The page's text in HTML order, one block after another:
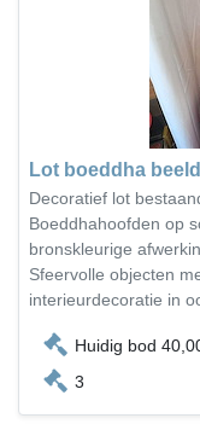
Lot boeddha
Decoratief lot
Boeddhahoofden op
bronskleurige
Sfeervolle objecten
interieurdecoratie in
Huidig bod
3